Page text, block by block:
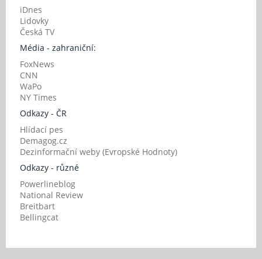
iDnes
Lidovky
Česká TV
Média - zahraniční:
FoxNews
CNN
WaPo
NY Times
Odkazy - ČR
Hlídací pes
Demagog.cz
Dezinformační weby (Evropské Hodnoty)
Odkazy - různé
Powerlineblog
National Review
Breitbart
Bellingcat